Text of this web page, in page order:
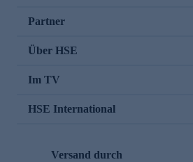
Partner
Über HSE
Im TV
HSE International
Versand durch